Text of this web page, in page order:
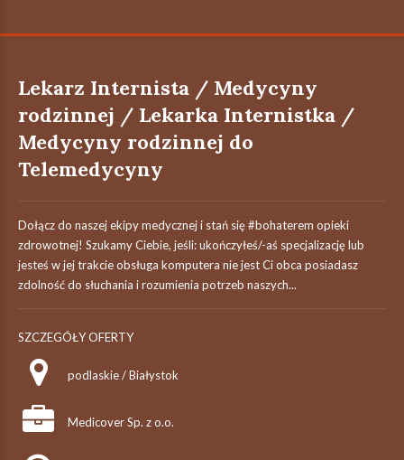
Lekarz Internista / Medycyny
rodzinnej / Lekarka Internistka /
Medycyny rodzinnej do
Telemedycyny
Dołącz do naszej ekipy medycznej i stań się #bohaterem​ opieki
zdrowotnej! Szukamy Ciebie, jeśli: ukończyłeś/-aś specjalizację lub
jesteś w jej trakcie obsługa komputera nie jest Ci obca posiadasz
zdolność do słuchania i rozumienia potrzeb naszych...
SZCZEGÓŁY OFERTY
podlaskie / Białystok
Medicover Sp. z o.o.